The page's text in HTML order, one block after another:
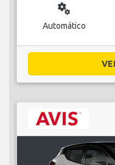
miscellaneous_services
Automático